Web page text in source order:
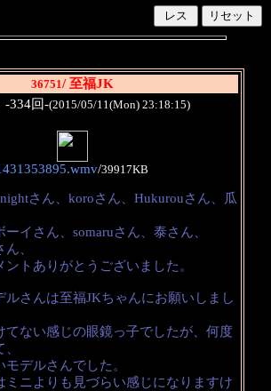
36751/ 至福JK
-334回-(2015/05/11(Mon) 23:18:15)
/39917KB
さん、koroさん、Hukurouさん、瓜
ーイさん、somaruさん、泰さん、
、
ントありがとうございました。
ルさんは至福JKちゃんにお願いしまし
てない感じの眼鏡っ子でしたが、何度
モデルさんでした。
ミニよりも見づらい感じになりますけ